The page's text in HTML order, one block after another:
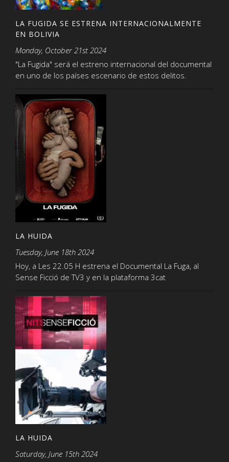
LA FUGIDA SE ESTRENA INTERNACIONALMENTE
EN BOLIVIA
Monday, October 21st 2024
"La Fugida" será el estreno internacional del documental
en uno de los países escenario de estos delitos.
LA HUIDA
Tuesday, June 18th 2024
Hoy, a Les 22.05 H estrena el Documental La Fuga, al
Sense Ficció de TV3 y en la plataforma 3cat
LA HUIDA
Saturday, June 15th 2024